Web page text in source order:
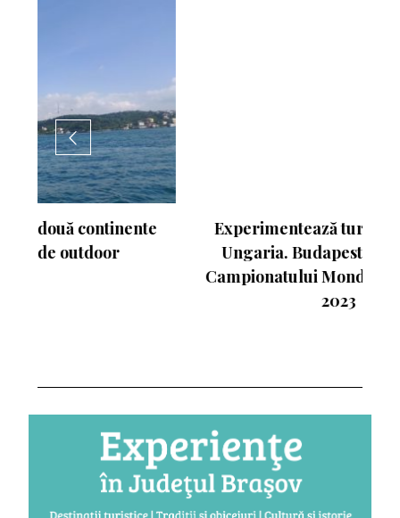
Experimentează turismul activ în
Ungaria. Budapesta va fi gazda
Campionatului Mondial de Atletism